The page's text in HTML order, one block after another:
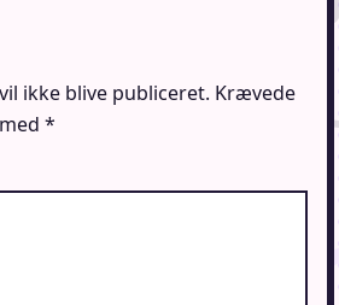
ikke blive publiceret. Krævede
*